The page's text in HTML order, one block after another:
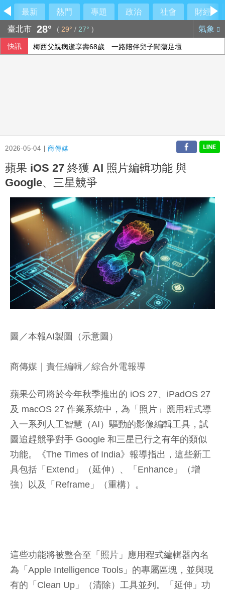
最新 熱門 專題 政治 社會
財經
臺北市 28° ( 29° / 27° ) 氣象
快訊 梅西父親病逝享壽68歲 一路陪伴兒子闖蕩足壇
2026-05-04 |商傳媒
蘋果 iOS 27 終獲 AI 照片編輯功能 與
Google、三星競爭
圖／本報AI製圖（示意圖）
商傳媒 ｜責任編輯／綜合外電報導
蘋果公司將於今年秋季推出的 iOS 27、iPadOS 27
及 macOS 27 作業系統中，為「照片」應用程式導
入一系列人工智慧（AI）驅動的影像編輯工具，試
圖追趕競爭對手 Google 和三星已行之有年的類似
功能。《The Times of India》報導指出，這些新工
具包括「Extend」（延伸）、「Enhance」（增
強）以及「Reframe」（重構）。
這些功能將被整合至「照片」應用程式編輯器內名
為「Apple Intelligence Tools」的專屬區塊，並與現
有的「Clean Up」（清除）工具並列。「延伸」功